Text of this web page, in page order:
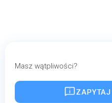
Masz wątpliwości?
ZAPYTAJ